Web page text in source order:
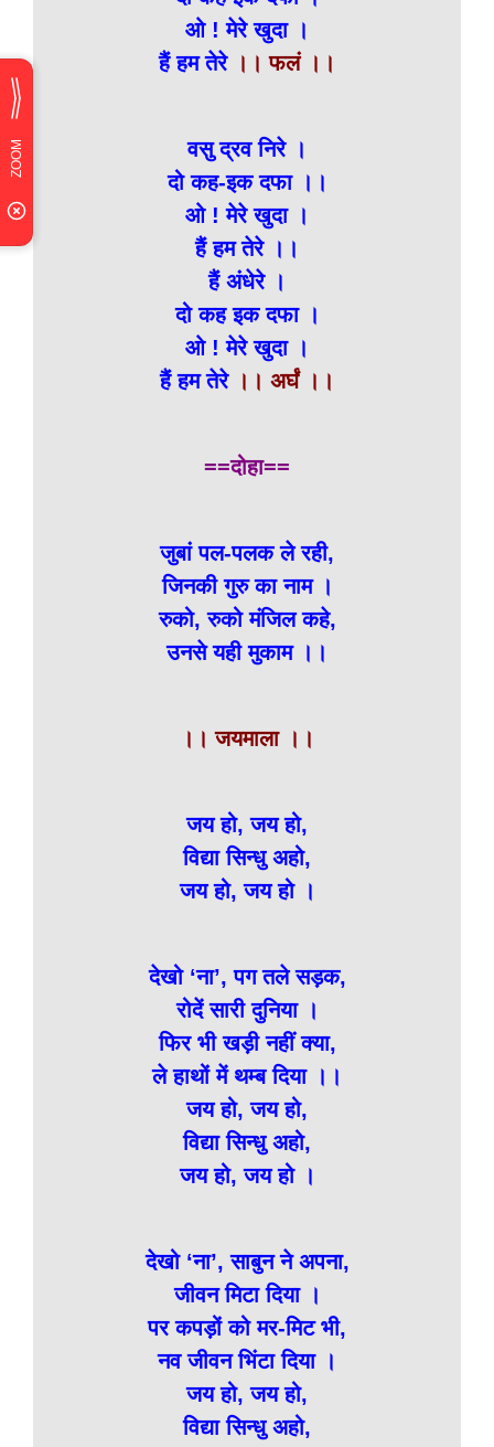
ओ ! मेरे खुदा ।
हैं हम तेरे ।। फलं ।।
वसु द्रव निरे ।
दो कह-इक दफा ।।
ओ ! मेरे खुदा ।
हैं हम तेरे ।।
हैं अंधेरे ।
दो कह इक दफा ।
ओ ! मेरे खुदा ।
हैं हम तेरे।। अर्घं ।।
==दोहा==
जुबां पल-पलक ले रही,
जिनकी गुरु का नाम ।
रुको, रुको मंजिल कहे,
उनसे यही मुकाम ।।
।। जयमाला ।।
जय हो, जय हो,
विद्या सिन्धु अहो,
जय हो, जय हो ।
देखो ‘ना’, पग तले सड़क,
रोदें सारी दुनिया ।
फिर भी खड़ी नहीं क्या,
ले हाथों में थम्ब दिया ।।
जय हो, जय हो,
विद्या सिन्धु अहो,
जय हो, जय हो ।
देखो ‘ना’, साबुन ने अपना,
जीवन मिटा दिया ।
पर कपड़ों को मर-मिट भी,
नव जीवन भिंटा दिया ।
जय हो, जय हो,
विद्या सिन्धु अहो,